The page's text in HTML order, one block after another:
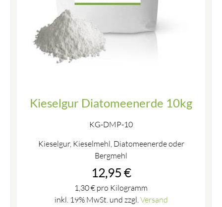
Kieselgur Diatomeenerde 10kg
KG-DMP-10
Kieselgur, Kieselmehl, Diatomeenerde oder
Bergmehl
12,95 €
1,30€ pro Kilogramm
inkl. 19% MwSt. und zzgl.Versand